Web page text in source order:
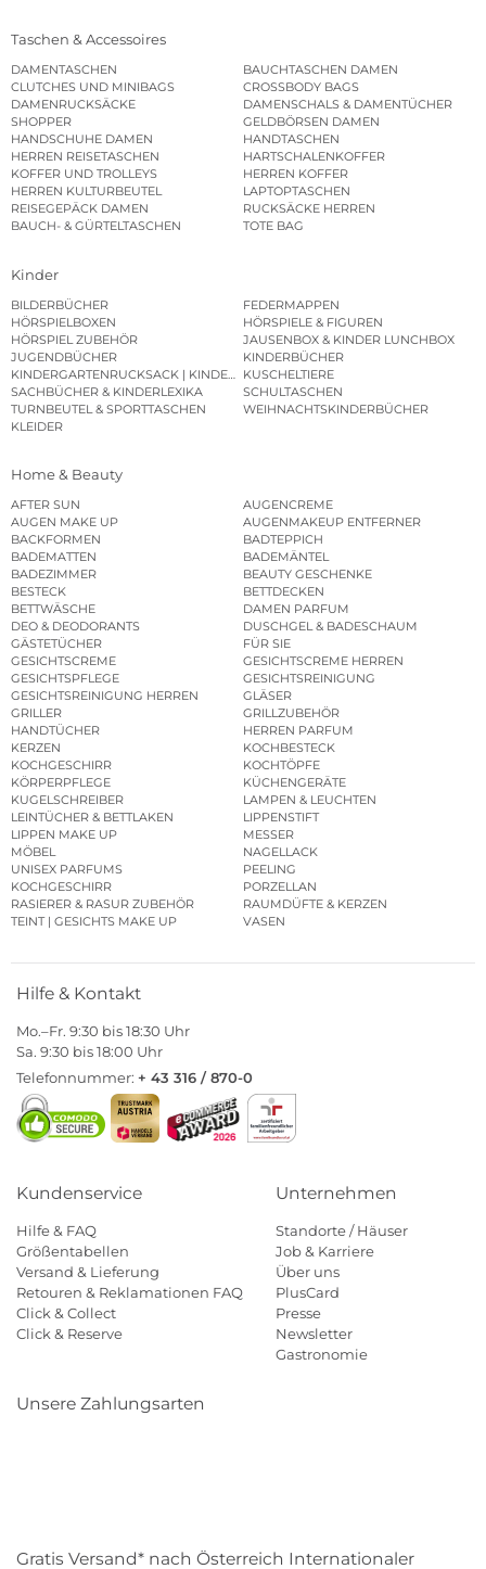
Taschen & Accessoires
DAMENTASCHEN
BAUCHTASCHEN DAMEN
CLUTCHES UND MINIBAGS
CROSSBODY BAGS
DAMENRUCKSÄCKE
DAMENSCHALS & DAMENTÜCHER
SHOPPER
GELDBÖRSEN DAMEN
HANDSCHUHE DAMEN
HANDTASCHEN
HERREN REISETASCHEN
HARTSCHALENKOFFER
KOFFER UND TROLLEYS
HERREN KOFFER
HERREN KULTURBEUTEL
LAPTOPTASCHEN
REISEGEPÄCK DAMEN
RUCKSÄCKE HERREN
BAUCH- & GÜRTELTASCHEN
TOTE BAG
Kinder
BILDERBÜCHER
FEDERMAPPEN
HÖRSPIELBOXEN
HÖRSPIELE & FIGUREN
HÖRSPIEL ZUBEHÖR
JAUSENBOX & KINDER LUNCHBOX
JUGENDBÜCHER
KINDERBÜCHER
KINDERGARTENRUCKSACK | KINDERGARTENBEUTEL
KUSCHELTIERE
SACHBÜCHER & KINDERLEXIKA
SCHULTASCHEN
TURNBEUTEL & SPORTTASCHEN
WEIHNACHTSKINDERBÜCHER
KLEIDER
Home & Beauty
AFTER SUN
AUGENCREME
AUGEN MAKE UP
AUGENMAKEUP ENTFERNER
BACKFORMEN
BADTEPPICH
BADEMATTEN
BADEMÄNTEL
BADEZIMMER
BEAUTY GESCHENKE
BESTECK
BETTDECKEN
BETTWÄSCHE
DAMEN PARFUM
DEO & DEODORANTS
DUSCHGEL & BADESCHAUM
GÄSTETÜCHER
FÜR SIE
GESICHTSCREME
GESICHTSCREME HERREN
GESICHTSPFLEGE
GESICHTSREINIGUNG
GESICHTSREINIGUNG HERREN
GLÄSER
GRILLER
GRILLZUBEHÖR
HANDTÜCHER
HERREN PARFUM
KERZEN
KOCHBESTECK
KOCHGESCHIRR
KOCHTÖPFE
KÖRPERPFLEGE
KÜCHENGERÄTE
KUGELSCHREIBER
LAMPEN & LEUCHTEN
LEINTÜCHER & BETTLAKEN
LIPPENSTIFT
LIPPEN MAKE UP
MESSER
MÖBEL
NAGELLACK
UNISEX PARFUMS
PEELING
KOCHGESCHIRR
PORZELLAN
RASIERER & RASUR ZUBEHÖR
RAUMDÜFTE & KERZEN
TEINT | GESICHTS MAKE UP
VASEN
Hilfe & Kontakt
Mo.–Fr. 9:30 bis 18:30 Uhr
Sa. 9:30 bis 18:00 Uhr
Telefonnummer: + 43 316 / 870-0
Kundenservice
Hilfe & FAQ
Größentabellen
Versand & Lieferung
Retouren & Reklamationen FAQ
Click & Collect
Click & Reserve
Unternehmen
Standorte / Häuser
Job & Karriere
Über uns
PlusCard
Presse
Newsletter
Gastronomie
Unsere Zahlungsarten
Gratis Versand* nach Österreich Internationaler